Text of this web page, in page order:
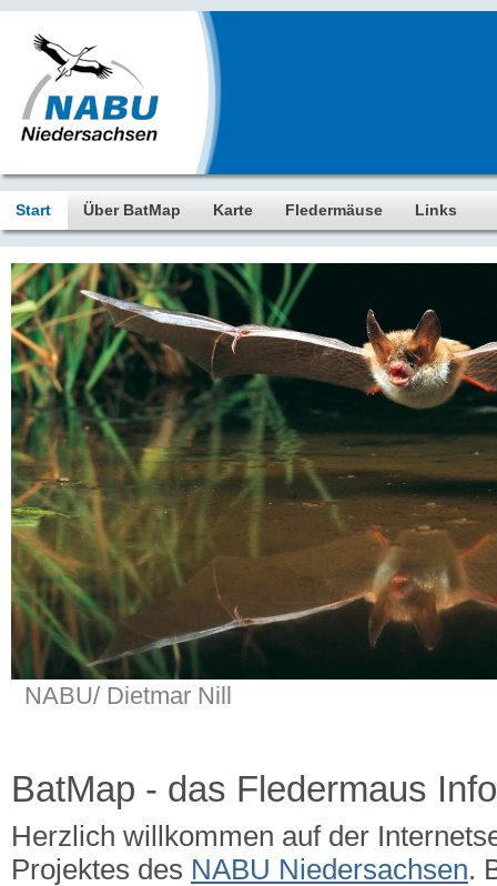
Start Über BatMap Karte Fledermäuse Links
NABU/ Dietmar Nill
BatMap - das Fledermaus
Herzlich willkommen auf der
Projektes des NABU Niedersachsen.